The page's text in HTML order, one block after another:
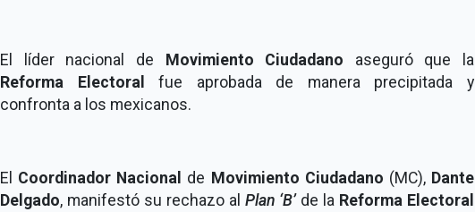
El líder nacional de Movimiento Ciudadano aseguró que la
Reforma Electoral
fue aprobada de manera precipitada y
confronta a los mexicanos.
El Coordinador Nacional de Movimiento Ciudadano (MC), Dante
Delgado, manifestó su rechazo al Plan ‘B’de la Reforma Electoral